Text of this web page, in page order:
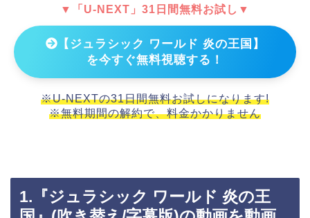
▼「U-NEXT」31日間無料お試し▼
【ジュラシック ワールド 炎の王国】
を今すぐ無料視聴する！
※U-NEXTの31日間無料お試しになります!
※無料期間の解約で、料金かかりません
1.『ジュラシック ワールド 炎の王